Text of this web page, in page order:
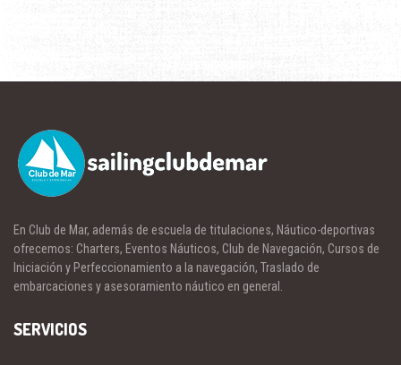
En Club de Mar, además de escuela de titulaciones, Náutico-deportivas
ofrecemos: Charters, Eventos Náuticos, Club de Navegación, Cursos de
Iniciación y Perfeccionamiento a la navegación, Traslado de
embarcaciones y asesoramiento náutico en general.
SERVICIOS